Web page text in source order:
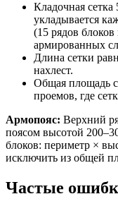
Кладочная
укладывается
(15 рядов
армированных
Длина сетки
нахлест.
Общая площадь
проемов, где
Армопояс: Верхний
поясом высотой
блоков: периметр ×
исключить из общей
Частые